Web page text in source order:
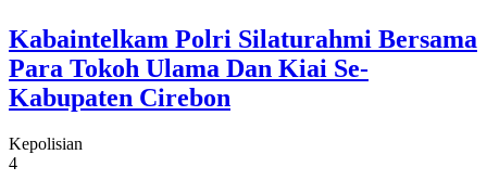
Kabaintelkam Polri Silaturahmi Bersama
Para Tokoh Ulama Dan Kiai Se-
Kabupaten Cirebon
Kepolisian
4